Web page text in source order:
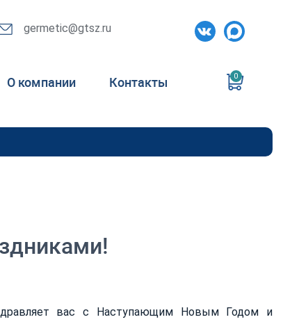
germetic@gtsz.ru
О компании Контакты 0
вас с Наступающим Новым Годом и